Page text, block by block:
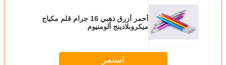
أحمر أزرق ذهبي 16 جرام قلم مكياج
ميكروبلادينج ألومنيوم
استمر